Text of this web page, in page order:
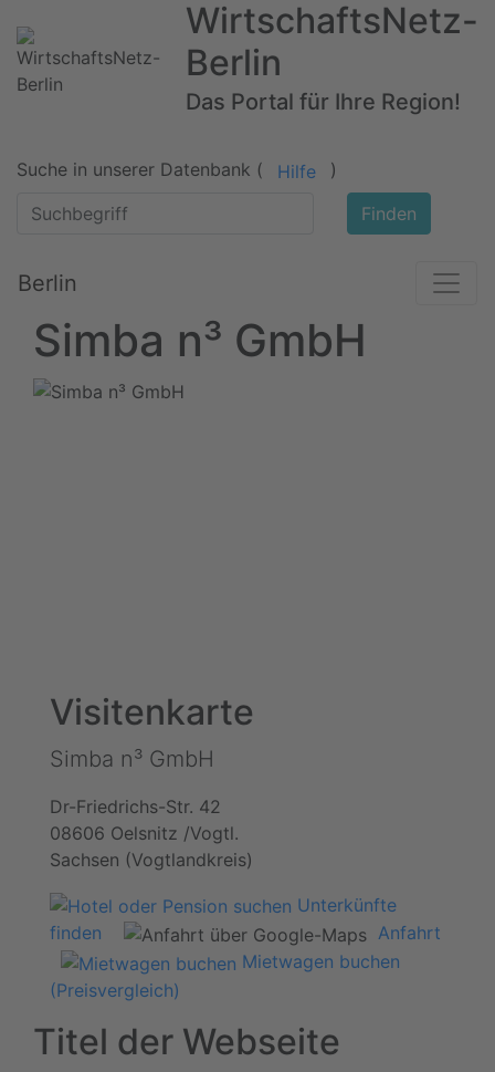
WirtschaftsNetz-
Berlin
Das Portal für Ihre Region!
Suche in unserer Datenbank ( Hilfe
)
Finden
Berlin
Simba n³ GmbH
Visitenkarte
Simba n³ GmbH
Dr-Friedrichs-Str. 42
08606 Oelsnitz /Vogtl.
Sachsen (Vogtlandkreis)
Unterkünfte
finden
Anfahrt
Mietwagen buchen
(Preisvergleich)
Titel der Webseite